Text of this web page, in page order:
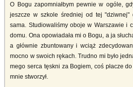
O Bogu zapomniałbym pewnie w ogóle,
jeszcze w szkole średniej od tej
sama. Studiowaliśmy oboje w Warszawie i
domu. Ona opowiadała mi o Bogu, a ja
a głównie zbuntowany i wciąż
mocno w swoich rękach. Trudno mi było
mego serca tęskni za Bogiem, coś płacze
mnie stworzył.